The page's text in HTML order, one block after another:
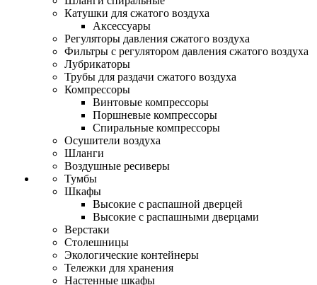
Катушки для сжатого воздуха
Аксессуары
Регуляторы давления сжатого воздуха
Фильтры с регулятором давления сжатого воздуха
Лубрикаторы
Трубы для раздачи сжатого воздуха
Компрессоры
Винтовые компрессоры
Поршневые компрессоры
Спиральные компрессоры
Осушители воздуха
Шланги
Воздушные ресиверы
Тумбы
Шкафы
Высокие с распашной дверцей
Высокие с распашными дверцами
Верстаки
Столешницы
Экологические контейнеры
Тележки для хранения
Настенные шкафы